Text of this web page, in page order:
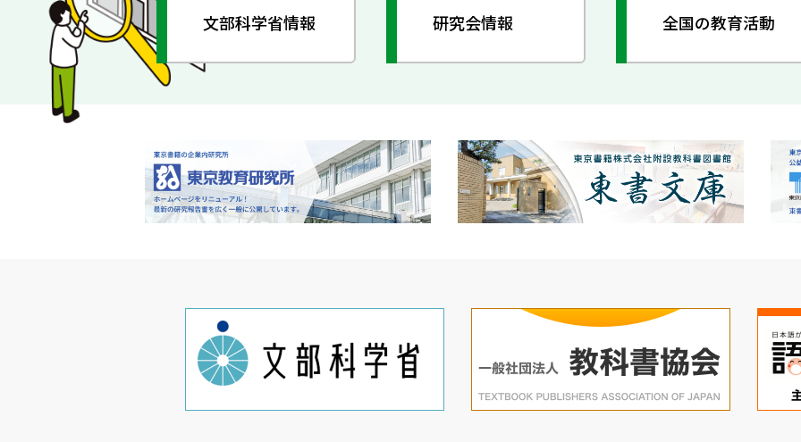
文部科学省情報 研究会情報 全国の教育活動